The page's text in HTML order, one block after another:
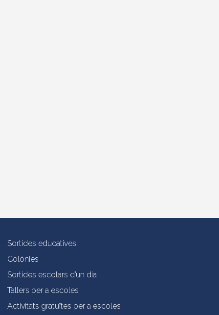
Sortides educatives
Colònies
Sortides escolars d’un dia
Tallers per a escoles
Activitats gratuïtes per a escoles